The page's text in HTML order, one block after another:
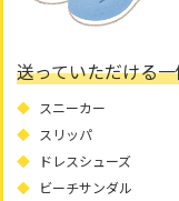
送っていただける
スニーカー
スリッパ
ドレスシューズ
ビーチサンダル